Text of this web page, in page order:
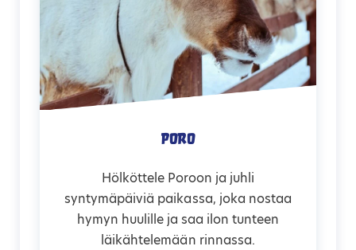
Poro
Hölköttele Poroon ja juhli
syntymäpäiviä paikassa, joka nostaa
hymyn huulille ja saa ilon tunteen
läikähtelemään rinnassa.